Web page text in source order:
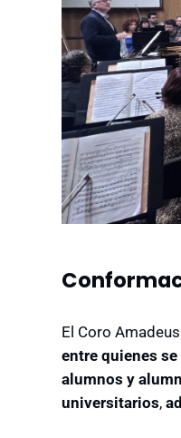
El Coro
entre quienes
alumnos y
universitarios,